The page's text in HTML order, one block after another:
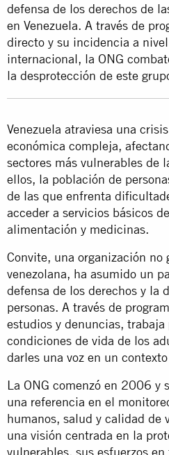
defensa de los derechos de
en Venezuela. A través de
directo y su incidencia a
internacional, la ONG
la desprotección de este
Venezuela atraviesa una
económica compleja,
sectores más vulnerables de
ellos, la población de
de las que enfrenta
acceder a servicios básicos
alimentación y medicinas.
Convite, una organización no
venezolana, ha asumido un
defensa de los derechos y la
personas. A través de
estudios y denuncias, trabaja
condiciones de vida de los
darles una voz en un
La ONG comenzó en 2006 y
una referencia en el
humanos, salud y calidad de
una visión centrada en la
vulnerables, sus esfuerzos en